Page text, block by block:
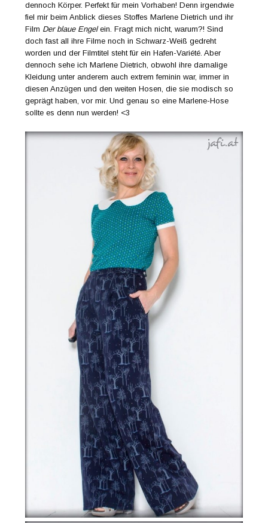
dennoch Körper. Perfekt für mein Vorhaben! Denn irgendwie
fiel mir beim Anblick dieses Stoffes Marlene Dietrich und ihr
Film Der blaue Engelein. Fragt mich nicht, warum?! Sind
doch fast all ihre Filme noch in Schwarz-Weiß gedreht
worden und der Filmtitel steht für ein Hafen-Variété. Aber
dennoch sehe ich Marlene Dietrich, obwohl ihre damalige
Kleidung unter anderem auch extrem feminin war, immer in
diesen Anzügen und den weiten Hosen, die sie modisch so
geprägt haben, vor mir. Und genau so eine Marlene-Hose
sollte es denn nun werden! <3